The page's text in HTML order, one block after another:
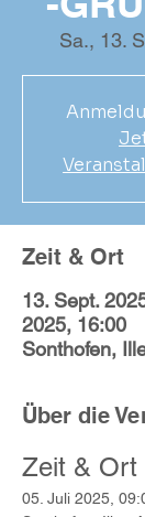
Sa., 13.
Zeit & Ort
13. Sept.
2025, 16:00
Sonthofen,
Über die
Zeit & Ort
05. Juli 2025,